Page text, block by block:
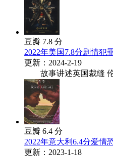
豆瓣 7.8 分
2022年美国7.8分剧情犯
更新：2024-2-19
故事讲述英国裁缝 伦
豆瓣 6.4 分
2022年意大利6.4分爱情
更新：2023-1-18